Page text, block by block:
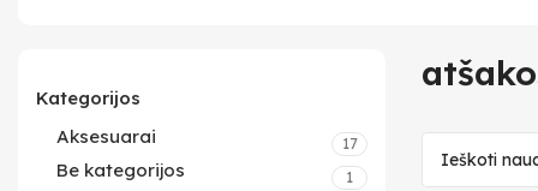
Kategorijos
Aksesuarai
17
Be kategorijos 1